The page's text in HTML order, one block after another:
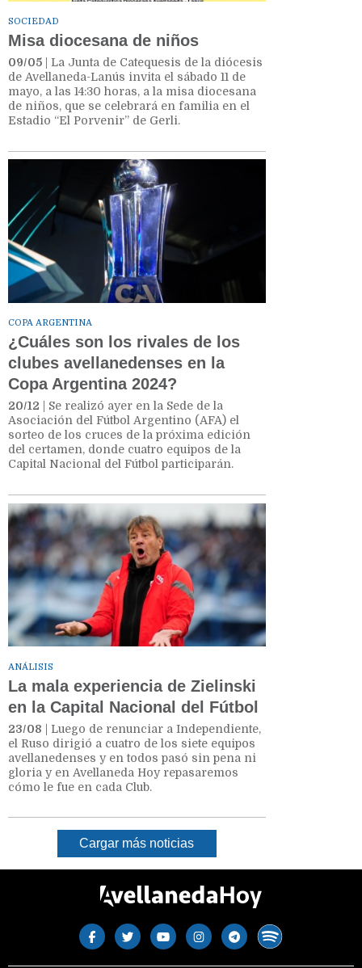
SOCIEDAD
Misa diocesana de niños
09/05 | La Junta de Catequesis de la diócesis
de Avellaneda-Lanús invita el sábado 11 de
mayo, a las 14:30 horas, a la misa diocesana
de niños, que se celebrará en familia en el
Estadio “El Porvenir” de Gerli.
COPA ARGENTINA
¿Cuáles son los rivales de los
clubes avellanedenses en la
Copa Argentina 2024?
20/12 | Se realizó ayer en la Sede de la
Asociación del Fútbol Argentino (AFA) el
sorteo de los cruces de la próxima edición
del certamen, donde cuatro equipos de la
Capital Nacional del Fútbol participarán.
ANÁLISIS
La mala experiencia de Zielinski
en la Capital Nacional del Fútbol
23/08 | Luego de renunciar a Independiente,
el Ruso dirigió a cuatro de los siete equipos
avellanedenses y en todos pasó sin pena ni
gloria y en Avellaneda Hoy repasaremos
cómo le fue en cada Club.
Cargar más noticias